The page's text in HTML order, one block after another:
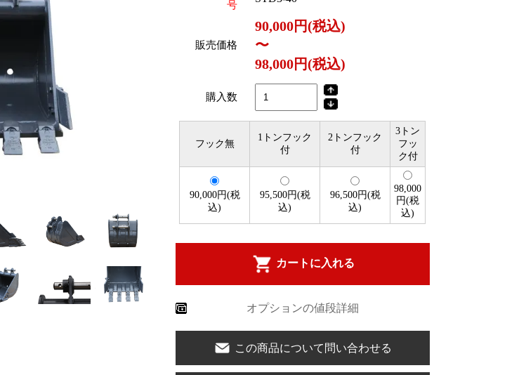
号
販売価格
90,000円(税込)
〜
98,000円(税込)
購入数
フック無
1トンフック
付
2トンフック
付
3トン
フッ
ク付
90,000円(税
込)
95,500円(税
込)
96,500円(税
込)
98,000
円(税
込)
カートに入れる
オプションの値段詳細
この商品について問い合わせる